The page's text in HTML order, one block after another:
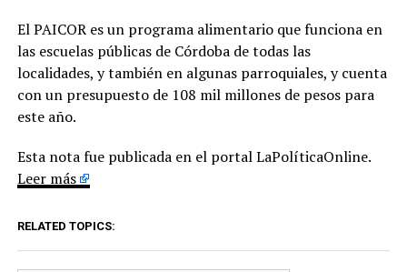
El PAICOR es un programa alimentario que funciona en
las escuelas públicas de Córdoba de todas las
localidades, y también en algunas parroquiales, y cuenta
con un presupuesto de 108 mil millones de pesos para
este año.
Esta nota fue publicada en el portal LaPolíticaOnline.
Leer más
RELATED TOPICS: